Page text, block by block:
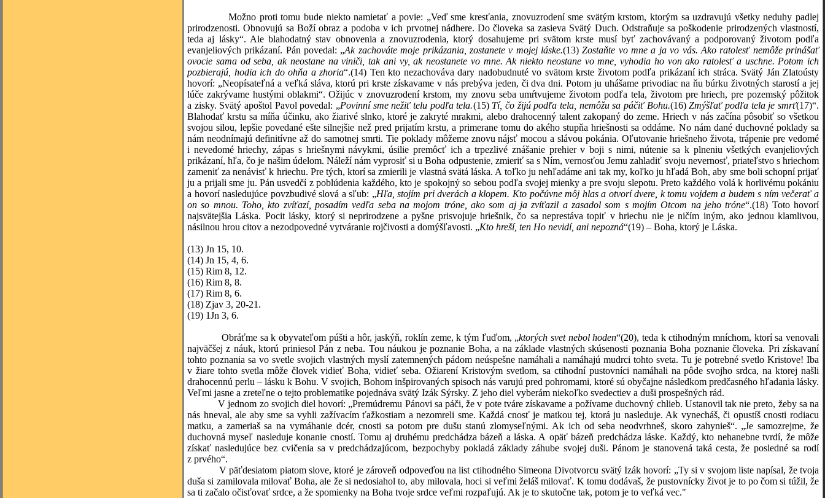
Možno proti tomu bude niekto namietať a povie: „Veď sme kresťania, znovuzrodení sme svätým krstom, ktorým sa uzdravujú všetky neduhy padlej
prirodzenosti. Obnovujú sa Boží obraz a podoba v ich prvotnej nádhere. Do človeka sa zasieva Svätý Duch. Odstraňuje sa poškodenie prirodzených vlastností,
teda aj lásky“. Ale blahodatný stav obnovenia a znovuzrodenia, ktorý dosahujeme pri svätom krste musí byť zachovávaný a podporovaný životom podľa
evanjeliových prikázaní. Pán povedal: „Ak zachováte moje prikázania, zostanete v mojej láske.(13) Zostaňte vo mne a ja vo vás. Ako ratolesť nemôže prinášať
ovocie sama od seba, ak neostane na viniči, tak ani vy, ak neostanete vo mne. Ak niekto neostane vo mne, vyhodia ho von ako ratolesť a uschne. Potom ich
pozbierajú, hodia ich do ohňa a zhoria“.(14) Ten kto nezachováva dary nadobudnuté vo svätom krste životom podľa prikázaní ich stráca. Svätý Ján Zlatoústy
hovorí: „Neopísateľná a veľká sláva, ktorú pri krste získavame v nás prebýva jeden, či dva dni. Potom ju uhášame privodiac na ňu búrku životných starostí a jej
lúče zakrývame hustými oblakmi“. Ožijúc v znovuzrodení krstom, my znovu seba umŕtvujeme životom podľa tela, životom pre hriech, pre pozemský pôžitok
a zisky. Svätý apoštol Pavol povedal: „Povinní sme nežiť telu podľa tela.(15)Tí, čo žijú podľa tela, nemôžu sa páčiť Bohu.(16)Zmýšľať podľa tela je smrť(17)“.
Blahodať krstu sa míňa účinku, ako žiarivé slnko, ktoré je zakryté mrakmi, alebo drahocenný talent zakopaný do zeme. Hriech v nás začína pôsobiť so všetkou
svojou silou, lepšie povedané ešte silnejšie než pred prijatím krstu, a primerane tomu do akého stupňa hriešnosti sa oddáme. No nám dané duchovné poklady sa
nám neodnímajú definitívne až do samotnej smrti. Tie poklady môžeme znovu nájsť mocou a slávou pokánia. Oľutovanie hriešneho života, trápenie pre vedomé
i nevedomé hriechy, zápas s hriešnymi návykmi, úsilie premôcť ich a trpezlivé znášanie prehier v boji s nimi, nútenie sa k plneniu všetkých evanjeliových
prikázaní, hľa, čo je našim údelom. Náleží nám vyprosiť si u Boha odpustenie, zmieriť sa s Ním, vernosťou Jemu zahladiť svoju nevernosť, priateľstvo s hriechom
zameniť za nenávisť k hriechu. Pre tých, ktorí sa zmierili je vlastná svätá láska. A toľko ju nehľadáme ani tak my, koľko ju hľadá Boh, aby sme boli schopní prijať
ju a prijali sme ju. Pán usvedčí z poblúdenia každého, kto je spokojný so sebou podľa svojej mienky a pre svoju slepotu. Preto každého volá k horlivému pokániu
a hovorí nasledujúce povzbudivé slová a sľub: „Hľa, stojím pri dverách a klopem. Kto počúvne môj hlas a otvorí dvere, k tomu vojdem a budem s ním večerať a
on so mnou. Toho, kto zvíťazí, posadím vedľa seba na mojom tróne, ako som aj ja zvíťazil a zasadol som s mojím Otcom na jeho tróne“.(18) Toto hovorí
najsvätejšia Láska. Pocit lásky, ktorý si neprirodzene a pyšne prisvojuje hriešnik, čo sa nepre­stáva topiť v hriechu nie je ničím iným, ako jednou klamlivou,
násilnou hrou citov a nezodpovedné vytváranie rojčivosti a domýšľavosti. „Kto hreší, ten Ho nevidí, ani nepozná“(19) – Boha, ktorý je Láska.
(13) Jn 15, 10.
(14) Jn 15, 4, 6.
(15) Rim 8, 12.
(16) Rim 8, 8.
(17) Rim 8, 6.
(18) Zjav 3, 20-21.
(19) 1Jn 3, 6.
Obráťme sa k obyvateľom púšti a hôr, jaskýň, roklín zeme, k tým ľuďom, „ktorých svet nebol hoden“(20), teda k ctihodným mníchom, ktorí sa venovali
najväčšej z náuk, ktorú priniesol Pán z neba. Tou náukou je poznanie Boha, a na základe vlastných skúsenosti poznania Boha poznanie človeka. Pri získavaní
tohto poznania sa vo svetle svojich vlastných myslí zatemnených pádom neúspešne namáhali a namáhajú mudrci tohto sveta. Tu je potrebné svetlo Kristove! Iba
v žiare tohto svetla môže človek vidieť Boha, vidieť seba. Ožiarení Kristovým svetlom, sa ctihodní pustovníci namáhali na pôde svojho srdca, na ktorej našli
drahocennú perlu – lásku k Bohu. V svojich, Bohom inšpirovaných spisoch nás varujú pred pohromami, ktoré sú obyčajne následkom predčasného hľadania lásky.
Veľmi jasne a zreteľne o tejto problematike pojednáva svätý Izák Sýrsky. Z jeho diel vyberám niekoľko svedectiev a duši prospešných rád.
V jednom zo svojich diel hovorí: „Premúdremu Pánovi sa páči, že v pote tváre získavame a požívame duchovný chlieb. Ustanovil tak nie preto, žeby sa na
nás hneval, ale aby sme sa vyhli zažívacím ťažkostiam a nezomreli sme. Každá cnosť je matkou tej, ktorá ju nasleduje. Ak vynecháš, či opustíš cnosti rodiacu
matku, a zameriaš sa na vymáhanie dcér, cnosti sa potom pre dušu stanú zlomyseľnými. Ak ich od seba neodvrhneš, skoro zahynieš“. „Je samozrejme, že
duchovná myseľ nasleduje konanie cností. Tomu aj druhému predchádza bázeň a láska. A opäť bázeň predchádza láske. Každý, kto nehanebne tvrdí, že môže
získať nasledujúce bez cvičenia sa v predchádzajúcom, bezpochyby pokladá základy záhube svojej duši. Pánom je stanovená taká cesta, že posledné sa rodí
z prvého“.
V päťdesiatom piatom slove, ktoré je zároveň odpoveďou na list ctihodného Simeona Divotvorcu svätý Izák hovorí: „Ty si v svojom liste napísal, že tvoja
duša si zamilovala milovať Boha, ale že si nedosiahol to, aby milovala, hoci si veľmi želáš milovať. K tomu dodávaš, že pustovnícky život je to po čom si túžil, že
sa ti začalo očisťovať srdce, a že spomienky na Boha tvoje srdce veľmi rozpaľujú. Ak je to skutočne tak, potom je to veľká vec."